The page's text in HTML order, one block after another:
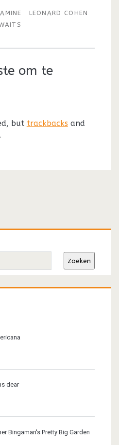
LEONARD COHEN
om te
but trackbacks and
Zoeken
dear
Bingaman's Pretty Big Garden